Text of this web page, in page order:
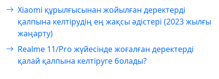
Xiaomi құрылғысынан жойылған деректерді
қалпына келтірудің ең жақсы әдістері (2023 жылғы
жаңарту)
Realme 11/Pro жүйесінде жоғалған деректерді
қалай қалпына келтіруге болады?